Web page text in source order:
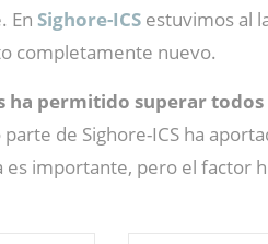
En Sighore-ICS estuvimos al
completamente nuevo.
ha permitido superar
de Sighore-ICS ha
importante, pero el factor